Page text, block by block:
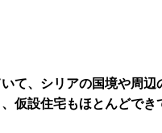
て、シリアの国境や周辺
仮設住宅もほとんどでき